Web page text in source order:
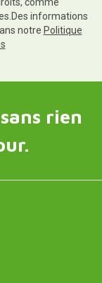
informations
notre Politique
rien